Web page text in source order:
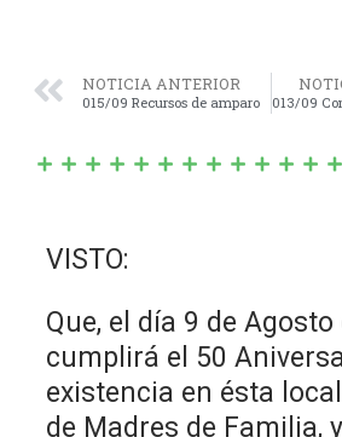
NOTICIA ANTERIOR
015/09 Recursos de amparo
VISTO:
Que, el día 9 de
cumplirá el 50
existencia en ésta
de Madres de Familia,